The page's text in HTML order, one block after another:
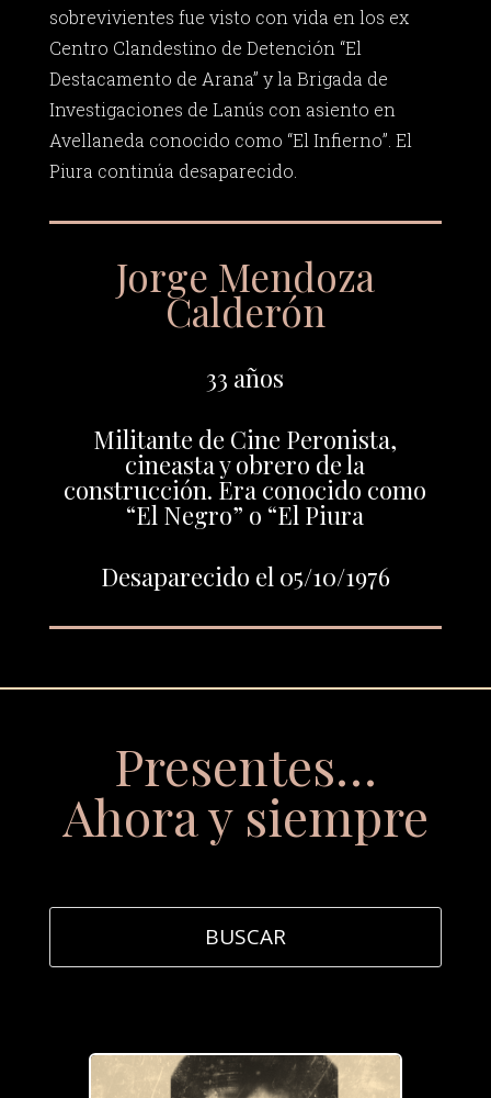
sobrevivientes fue visto con vida en los ex
Centro Clandestino de Detención “El
Destacamento de Arana” y la Brigada de
Investigaciones de Lanús con asiento en
Avellaneda conocido como “El Infierno”. El
Piura continúa desaparecido.
Jorge Mendoza
Calderón
33 años
Militante de Cine Peronista,
cineasta y obrero de la
construcción. Era conocido como
“El Negro” o “El Piura
Desaparecido el 05/10/1976
Presentes…
Ahora y siempre